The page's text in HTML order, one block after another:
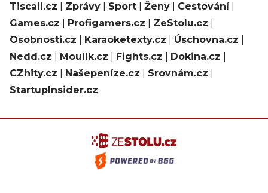
Tiscali.cz Zprávy Sport Ženy Cestování|
Games.cz
Profigamers.cz ZeStolu.cz
Osobnosti.cz
Karaoketexty.cz Úschovna.cz
Nedd.cz
Moulík.cz Fights.cz Dokina.cz
CZhity.cz
Našepeníze.cz Srovnám.cz
StartupInsider.cz